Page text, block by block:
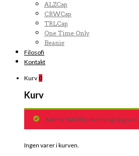
ALZCap
CRWCap
TRLCap
One Time Only
Beanie
Filosofi
Kontakt
Kurv 0
Kurv
Køb for 500.00,- ekstra og så giver
Ingen varer i kurven.